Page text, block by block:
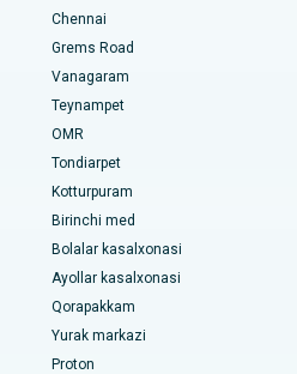
shahridagi eng yaxshi shifoxona
eng yaxshi kasalxona
eng yaxshi yurak markazi
Haydarobod
eng yaxshi shifoxona
eng yaxshi shifoxona
Karur
tizzalarini almashtirish
Chennai
Grems Road
Vanagaram
Teynampet
OMR
Tondiarpet
Kotturpuram
Birinchi med
Bolalar kasalxonasi
Ayollar kasalxonasi
Qorapakkam
Yurak markazi
Proton